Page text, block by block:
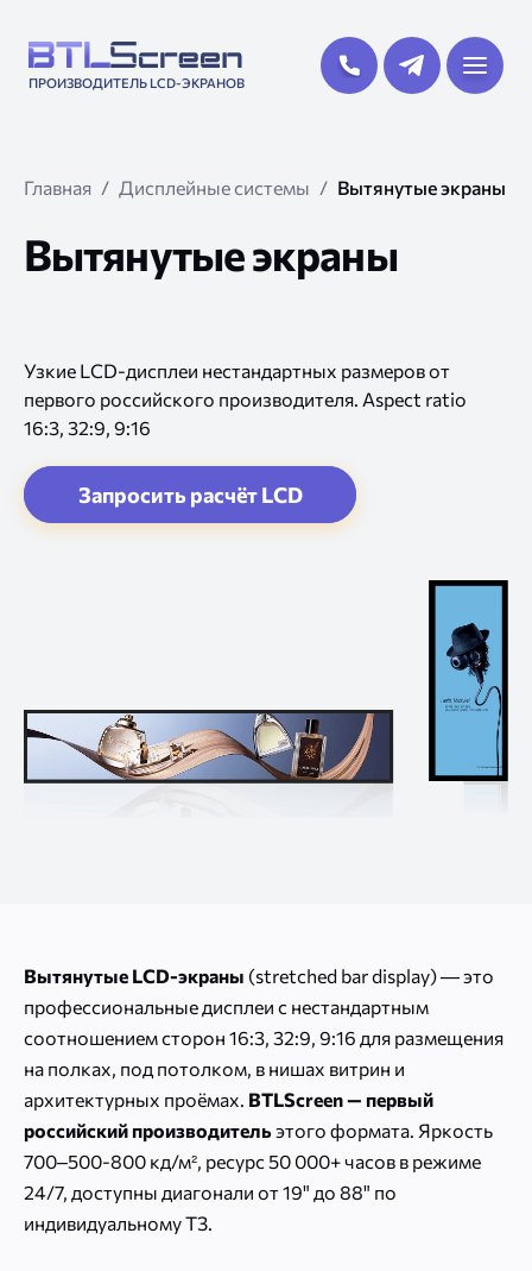
ПРОИЗВОДИТЕЛЬ LCD-ЭКРАНОВ
Главная Дисплейные системы Вытянутые экраны
Вытянутые экраны
Узкие LCD-дисплеи нестандартных размеров от
первого российского производителя. Aspect ratio
16:3, 32:9, 9:16
Вытянутые LCD-экраны (stretched bar display) — это
профессиональные дисплеи с нестандартным
соотношением сторон 16:3, 32:9, 9:16 для размещения
на полках, под потолком, в нишах витрин и
архитектурных проёмах. BTLScreen — первый
российский производительэтого формата. Яркость
700–500-800 кд/м², ресурс 50 000+ часов в режиме
24/7, доступны диагонали от 19" до 88" по
индивидуальному ТЗ.